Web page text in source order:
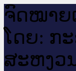
ຈົດ​ໝາຍ​
ໂດຍ: ກ
ສະ​ຫງວ